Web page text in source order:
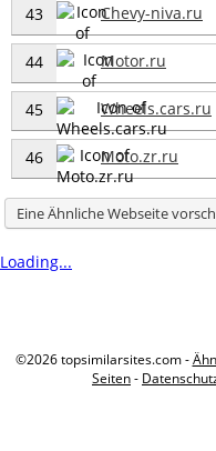
43 Chevy-niva.ru
44 Motor.ru
45 Wheels.cars.ru
46 Moto.zr.ru
Eine Ähnliche Webseite
Loading...
©2026 topsimilarsites.com -
Seiten-